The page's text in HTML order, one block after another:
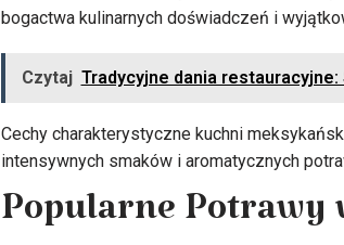
bogactwa kulinarnych doświadczeń i
Czytaj Tradycyjne dania
Cechy charakterystyczne kuchni
intensywnych smaków i aromatycznych
Popularne Potrawy